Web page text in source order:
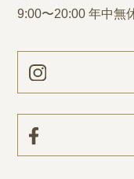
9:00〜20:00 年中無